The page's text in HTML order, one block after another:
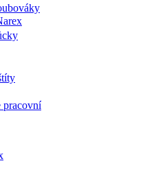
pracovní